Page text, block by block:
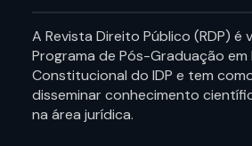
A Revista Direito Público (RDP) é
Programa de Pós-Graduação em
Constitucional do IDP e tem
disseminar conhecimento
na área jurídica.